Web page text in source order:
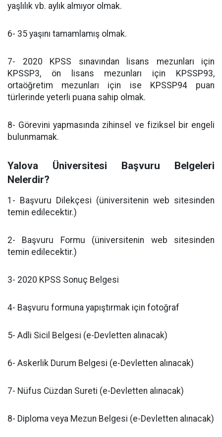
yaşlılık vb. aylık almıyor olmak.
6- 35 yaşını tamamlamış olmak.
7- 2020 KPSS sınavından lisans mezunları için
KPSSP3, ön lisans mezunları için KPSSP93,
ortaöğretim mezunları için ise KPSSP94 puan
türlerinde yeterli puana sahip olmak.
8- Görevini yapmasında zihinsel ve fiziksel bir engeli
bulunmamak.
Yalova Üniversitesi Başvuru Belgeleri
Nelerdir?
1- Başvuru Dilekçesi (üniversitenin web sitesinden
temin edilecektir.)
2- Başvuru Formu (üniversitenin web sitesinden
temin edilecektir.)
3- 2020 KPSS Sonuç Belgesi
4- Başvuru formuna yapıştırmak için fotoğraf
5- Adli Sicil Belgesi (e-Devletten alınacak)
6- Askerlik Durum Belgesi (e-Devletten alınacak)
7- Nüfus Cüzdan Sureti (e-Devletten alınacak)
8- Diploma veya Mezun Belgesi (e-Devletten alınacak)